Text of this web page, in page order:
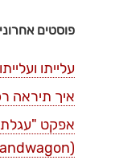
פוסטים
עלייתו
איך תיראה
אפקט "עגלת
(bandwagon)